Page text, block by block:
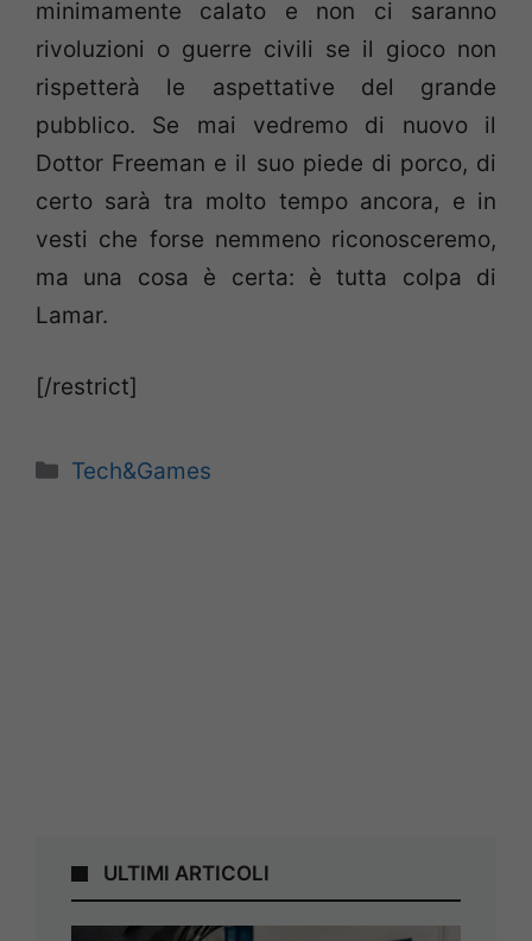
minimamente calato e non ci saranno
rivoluzioni o guerre civili se il gioco non
rispetterà le aspettative del grande
pubblico. Se mai vedremo di nuovo il
Dottor Freeman e il suo piede di porco, di
certo sarà tra molto tempo ancora, e in
vesti che forse nemmeno riconosceremo,
ma una cosa è certa: è tutta colpa di
Lamar.
[/restrict]
Categorie
Tech&Games
ULTIMI ARTICOLI